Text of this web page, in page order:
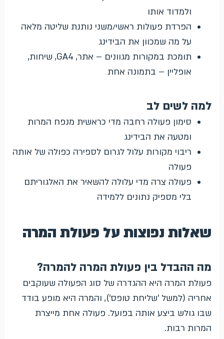
ולמדוד אותו
הפרדת פעולות ראשי/משני נותנת שליטה מלאה
על מה שמכוון את הבידינג
תומכת במקורות מגוונים – אתר, GA4, שיחות,
אופליין – בתמונה אחת
למה לשים לב
סימון פעולה רחבה מדי כראשית מנפח המרות
ומטעה את הבידינג
ריבוי מקורות עלול לגרום לספירה כפולה של אותה
פעולה
פעולה צרה מדי עלולה להשאיר את האלגוריתם
בלי מספיק נתונים ללמידה
שאלות נפוצות על פעולת המרה
מה ההבדל בין פעולת המרה להמרה?
פעולת המרה היא ההגדרה של סוג הפעולה שעוקבים
אחריה (למשל 'שליחת טופס'), והמרה היא מופע בודד
שבו גולש ביצע אותה בפועל. פעולה אחת מייצרת
המרות רבות.